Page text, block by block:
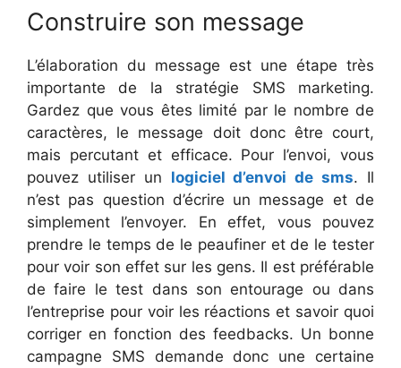
Construire son message
L’élaboration du message est une étape très
importante de la stratégie SMS marketing.
Gardez que vous êtes limité par le nombre de
caractères, le message doit donc être court,
mais percutant et efficace. Pour l’envoi, vous
pouvez utiliser un logiciel d’envoi de sms. Il
n’est pas question d’écrire un message et de
simplement l’envoyer. En effet, vous pouvez
prendre le temps de le peaufiner et de le tester
pour voir son effet sur les gens. Il est préférable
de faire le test dans son entourage ou dans
l’entreprise pour voir les réactions et savoir quoi
corriger en fonction des feedbacks. Un bonne
campagne SMS demande donc une certaine